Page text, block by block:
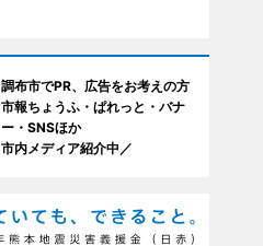
調布市でPR、広告をお考えの方
市報ちょうふ・ぱれっと・バナ
ー・SNSほか
市内メディア紹介中／